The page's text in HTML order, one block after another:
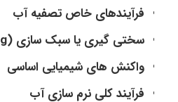
فرآیندهای خاص تصفیه آب
سختی گیری یا سبک سازی (Softening)
واکنش های شیمیایی اساسی
فرآیند کلی نرم سازی آب